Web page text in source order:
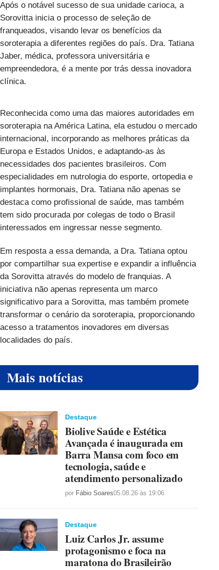
Após o notável sucesso de sua unidade carioca, a
Sorovitta inicia o processo de seleção de
franqueados, visando levar os benefícios da
soroterapia a diferentes regiões do país. Dra. Tatiana
Jaber, médica, professora universitária e
empreendedora, é a mente por trás dessa inovadora
clínica.
Reconhecida como uma das maiores autoridades em
soroterapia na América Latina, ela estudou o mercado
internacional, incorporando as melhores práticas da
Europa e Estados Unidos, e adaptando-as às
necessidades dos pacientes brasileiros. Com
especialidades em nutrologia do esporte, ortopedia e
implantes hormonais, Dra. Tatiana não apenas se
destaca como profissional de saúde, mas também
tem sido procurada por colegas de todo o Brasil
interessados em ingressar nesse segmento.
Em resposta a essa demanda, a Dra. Tatiana optou
por compartilhar sua expertise e expandir a influência
da Sorovitta através do modelo de franquias. A
iniciativa não apenas representa um marco
significativo para a Sorovitta, mas também promete
transformar o cenário da soroterapia, proporcionando
acesso a tratamentos inovadores em diversas
localidades do país.
Mais notícias
Destaque
Biolive Saúde e Estética
Avançada é inaugurada em
Barra Mansa com foco em
tecnologia, saúde e
atendimento personalizado
por Fábio Soares05.08.26 às 19:06
Destaque
Luiz Carlos Jr. assume
protagonismo e foca na
maratona do Brasileirão